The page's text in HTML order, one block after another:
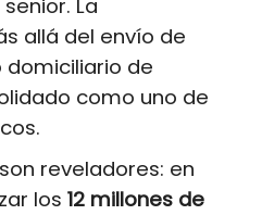
La
allá del envío de
de
como uno de
reveladores: en
los 12 millones de